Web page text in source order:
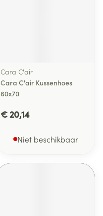
Cara C'air
Cara C'air Kussenhoes
60x70
€ 20,14
Niet beschikbaar